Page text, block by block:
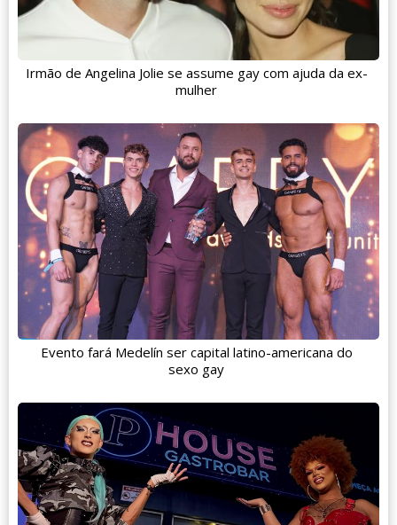
Irmão de Angelina Jolie se assume gay com ajuda da ex-
mulher
Evento fará Medelín ser capital latino-americana do
sexo gay